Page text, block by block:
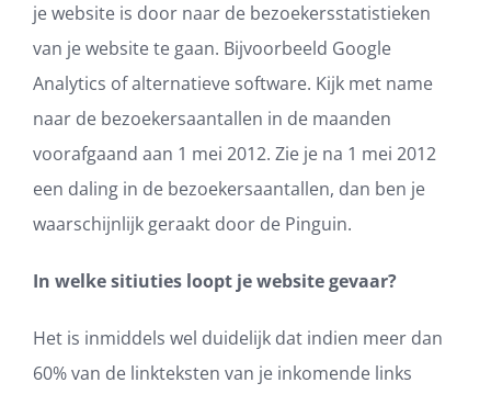
je website is door naar de bezoekersstatistieken
van je website te gaan. Bijvoorbeeld Google
Analytics of alternatieve software. Kijk met name
naar de bezoekersaantallen in de maanden
voorafgaand aan 1 mei 2012. Zie je na 1 mei 2012
een daling in de bezoekersaantallen, dan ben je
waarschijnlijk geraakt door de Pinguin.
In welke sitiuties loopt je website gevaar?
Het is inmiddels wel duidelijk dat indien meer dan
60% van de linkteksten van je inkomende links